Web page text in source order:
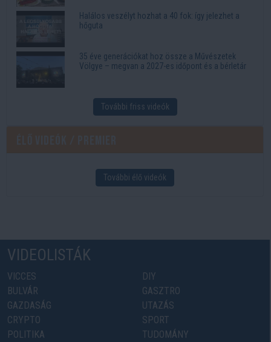
Halálos veszélyt hozhat a 40 fok: így jelezhet a
hőguta
35 éve generációkat hoz össze a Művészetek
Völgye – megvan a 2027-es időpont és a bérletár
További friss videók
További élő videók
VIDEOLISTÁK
VICCES
BULVÁR
GAZDASÁG
CRYPTO
POLITIKA
DIY
GASZTRO
UTAZÁS
SPORT
TUDOMÁNY